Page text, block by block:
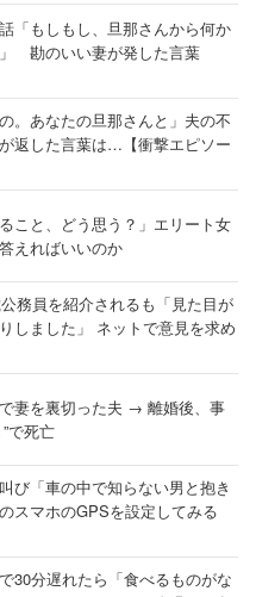
「もしもし、旦那さんから何か
勘のいい妻が発した言葉
。あなたの旦那さんと」夫の不
返した言葉は…【衝撃エピソー
こと、どう思う？」エリート女
えればいいのか
務員を紹介されるも「見た目が
しました」 ネットで意見を求め
妻を裏切った夫 → 離婚後、事
で死亡
び「車の中で知らない男と抱き
スマホのGPSを設定してみる
30分遅れたら「食べるものがな